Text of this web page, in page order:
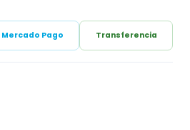
Mercado Pago Transferencia